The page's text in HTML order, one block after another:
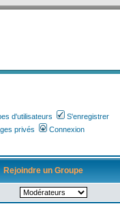
d'utilisateurs
S'enregistrer
privés Connexion
Rejoindre un Groupe